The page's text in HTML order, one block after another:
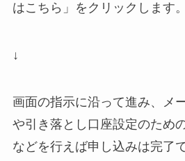
はこちら」をクリックします。
↓
画面の指示に沿って進み、メ
や引き落とし口座設定のため
などを行えば申し込みは完了で